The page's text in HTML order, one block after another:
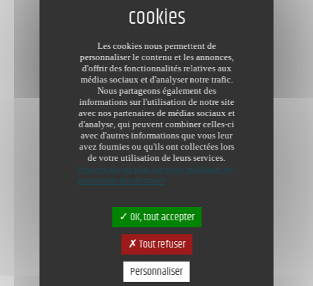
Les cookies nous permettent de
personnaliser le contenu et les annonces,
d'offrir des fonctionnalités relatives aux
médias sociaux et d'analyser notre trafic.
Nous partageons également des
informations sur l'utilisation de notre site
avec nos partenaires de médias sociaux et
d'analyse, qui peuvent combiner celles-ci
avec d'autres informations que vous leur
avez fournies ou qu'ils ont collectées lors
de votre utilisation de leurs services.
Pour en savoir plus sur notre politique de
protection des données
OK, tout accepter
Tout refuser
Personnaliser